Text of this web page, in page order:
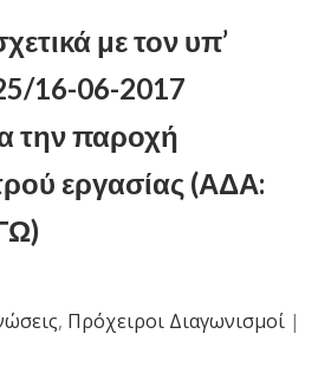
με τον υπ’
16-06-2017
την παροχή
εργασίας (ΑΔΑ:
, Πρόχειροι Διαγωνισμοί |